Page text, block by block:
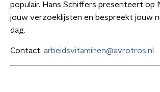
populair. Hans Schiffers presenteert op
jouw verzoeklijsten en bespreekt jouw
dag.
Contact: arbeidsvitaminen@avrotros.nl